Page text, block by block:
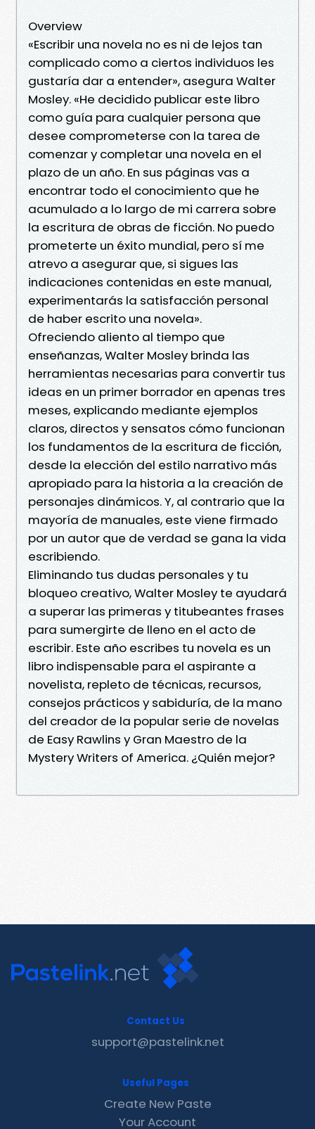
Overview
«Escribir una novela no es ni de lejos tan
complicado como a ciertos individuos les
gustaría dar a entender», asegura Walter
Mosley. «He decidido publicar este libro
como guía para cualquier persona que
desee comprometerse con la tarea de
comenzar y completar una novela en el
plazo de un año. En sus páginas vas a
encontrar todo el conocimiento que he
acumulado a lo largo de mi carrera sobre
la escritura de obras de ficción. No puedo
prometerte un éxito mundial, pero sí me
atrevo a asegurar que, si sigues las
indicaciones contenidas en este manual,
experimentarás la satisfacción personal
de haber escrito una novela».
Ofreciendo aliento al tiempo que
enseñanzas, Walter Mosley brinda las
herramientas necesarias para convertir tus
ideas en un primer borrador en apenas tres
meses, explicando mediante ejemplos
claros, directos y sensatos cómo funcionan
los fundamentos de la escritura de ficción,
desde la elección del estilo narrativo más
apropiado para la historia a la creación de
personajes dinámicos. Y, al contrario que la
mayoría de manuales, este viene firmado
por un autor que de verdad se gana la vida
escribiendo.
Eliminando tus dudas personales y tu
bloqueo creativo, Walter Mosley te ayudará
a superar las primeras y titubeantes frases
para sumergirte de lleno en el acto de
escribir. Este año escribes tu novela es un
libro indispensable para el aspirante a
novelista, repleto de técnicas, recursos,
consejos prácticos y sabiduría, de la mano
del creador de la popular serie de novelas
de Easy Rawlins y Gran Maestro de la
Mystery Writers of America. ¿Quién mejor?
Contact Us
support@pastelink.net
Useful Pages
Create New Paste
Your Account